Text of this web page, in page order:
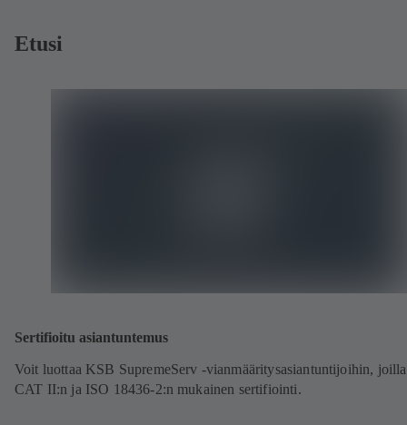
Etusi
Sertifioitu asiantuntemus
Voit luottaa KSB SupremeServ -vianmääritysasiantuntijoihin,
CAT II:n ja ISO 18436-2:n mukainen sertifiointi.